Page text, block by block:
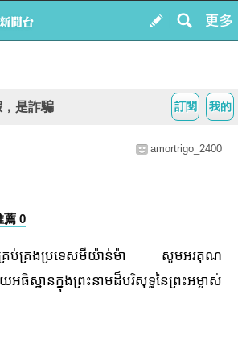
我的
訂閱
是詐騙
amortrigo_2400
薦 0
រប់គ្រងប្រទេសមីយ៉ាន់ម៉ា សូមអរគុណ
ឋានក្នុងព្រះនាមដ៏បរិសុទ្ធនៃព្រះអម្ចាស់